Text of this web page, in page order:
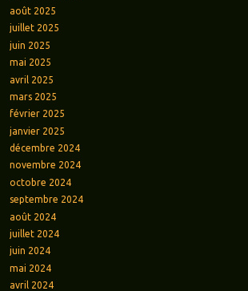
août 2025
juillet 2025
juin 2025
mai 2025
avril 2025
mars 2025
février 2025
janvier 2025
décembre 2024
novembre 2024
octobre 2024
septembre 2024
août 2024
juillet 2024
juin 2024
mai 2024
avril 2024